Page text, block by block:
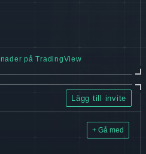
på TradingView
Lägg till invite
+ Gå med